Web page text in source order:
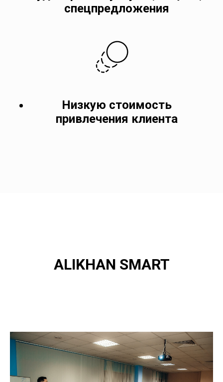
спецпредложения
Низкую стоимость
привлечения клиента
ALIKHAN SMART